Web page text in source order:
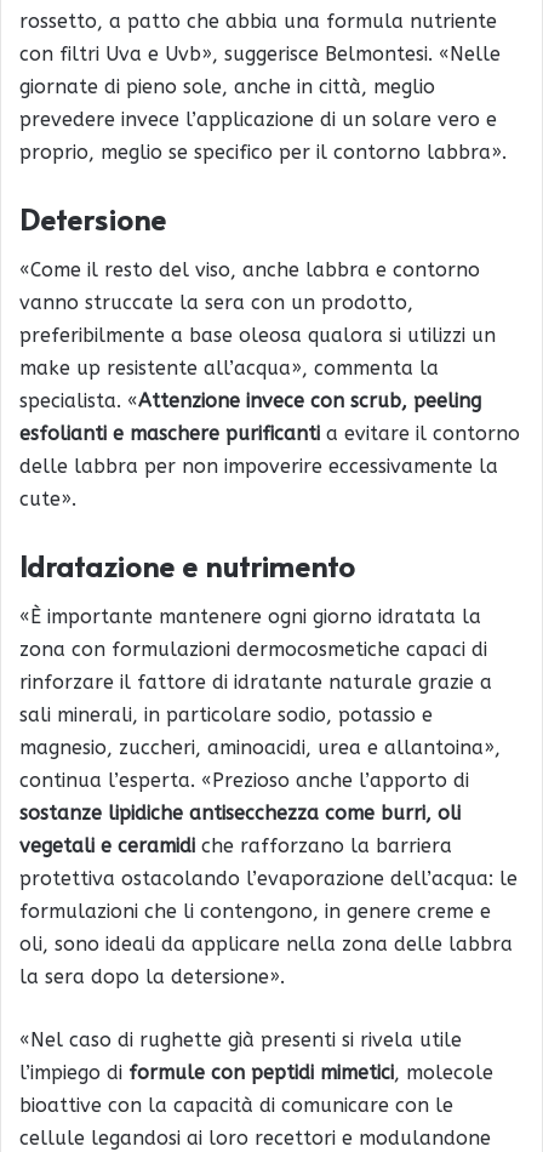
rossetto, a patto che abbia una formula nutriente
con filtri Uva e Uvb», suggerisce Belmontesi. «Nelle
giornate di pieno sole, anche in città, meglio
prevedere invece l’applicazione di un solare vero e
proprio, meglio se specifico per il contorno labbra».
Detersione
«Come il resto del viso, anche labbra e contorno
vanno struccate la sera con un prodotto,
preferibilmente a base oleosa qualora si utilizzi un
make up resistente all’acqua», commenta la
specialista. «Attenzione invece con scrub, peeling
esfolianti e maschere purificanti a evitare il contorno
delle labbra per non impoverire eccessivamente la
cute».
Idratazione e nutrimento
«È importante mantenere ogni giorno idratata la
zona con formulazioni dermocosmetiche capaci di
rinforzare il fattore di idratante naturale grazie a
sali minerali, in particolare sodio, potassio e
magnesio, zuccheri, aminoacidi, urea e allantoina»,
continua l’esperta. «Prezioso anche l’apporto di
sostanze lipidiche antisecchezza come burri, oli
vegetali e ceramidi che rafforzano la barriera
protettiva ostacolando l’evaporazione dell’acqua: le
formulazioni che li contengono, in genere creme e
oli, sono ideali da applicare nella zona delle labbra
la sera dopo la detersione».
«Nel caso di rughette già presenti si rivela utile
l’impiego di formule con peptidi mimetici, molecole
bioattive con la capacità di comunicare con le
cellule legandosi ai loro recettori e modulandone